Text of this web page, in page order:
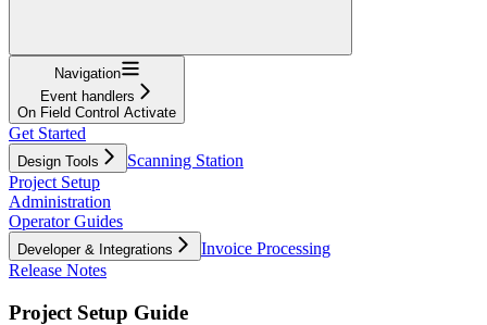
Navigation
Event handlers
On Field Control Activate
Get Started
Design Tools
Scanning Station
Project Setup
Administration
Operator Guides
Developer & Integrations
Invoice Processing
Release Notes
Project Setup Guide